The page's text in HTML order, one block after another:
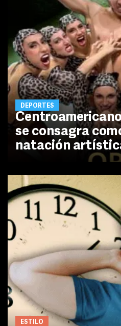
DEPORTES
se consagra
natación
ESTILO